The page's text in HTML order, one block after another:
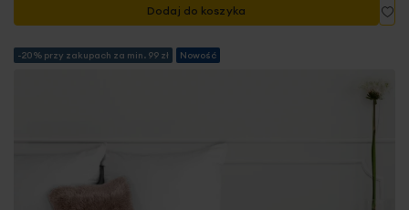
Dodaj do koszyka
-20% przy zakupach za min. 99 zł Nowość